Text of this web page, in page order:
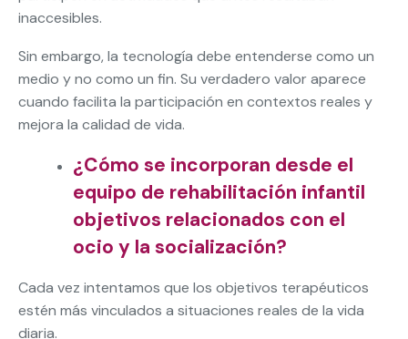
inaccesibles.
Sin embargo, la tecnología debe entenderse como un
medio y no como un fin. Su verdadero valor aparece
cuando facilita la participación en contextos reales y
mejora la calidad de vida.
¿Cómo se incorporan desde el
equipo de rehabilitación infantil
objetivos relacionados con el
ocio y la socialización?
Cada vez intentamos que los objetivos terapéuticos
estén más vinculados a situaciones reales de la vida
diaria.